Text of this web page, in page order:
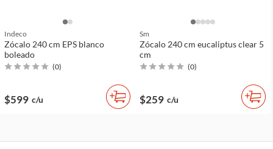
Indeco
Zócalo 240 cm EPS blanco
boleado
(0)
$599 c/u
Sm
Zócalo 240 cm eucaliptus clear 5
cm
(0)
$259 c/u